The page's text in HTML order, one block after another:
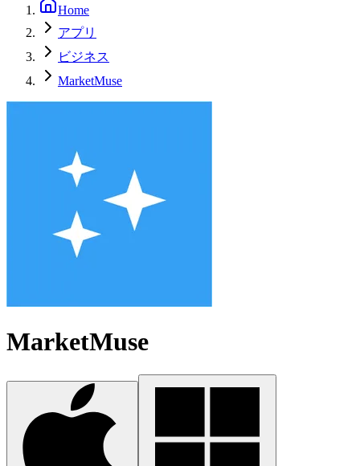
Home
アプリ
ビジネス
MarketMuse
MarketMuse